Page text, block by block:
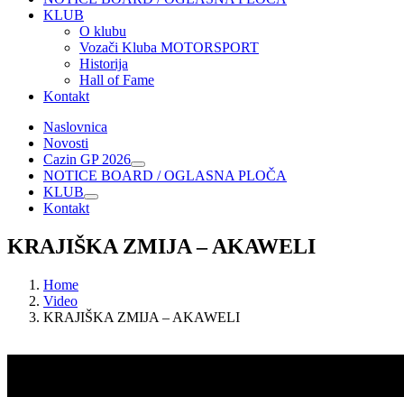
KLUB
O klubu
Vozači Kluba MOTORSPORT
Historija
Hall of Fame
Kontakt
Naslovnica
Novosti
Cazin GP 2026
NOTICE BOARD / OGLASNA PLOČA
KLUB
Kontakt
KRAJIŠKA ZMIJA – AKAWELI
Home
Video
KRAJIŠKA ZMIJA – AKAWELI